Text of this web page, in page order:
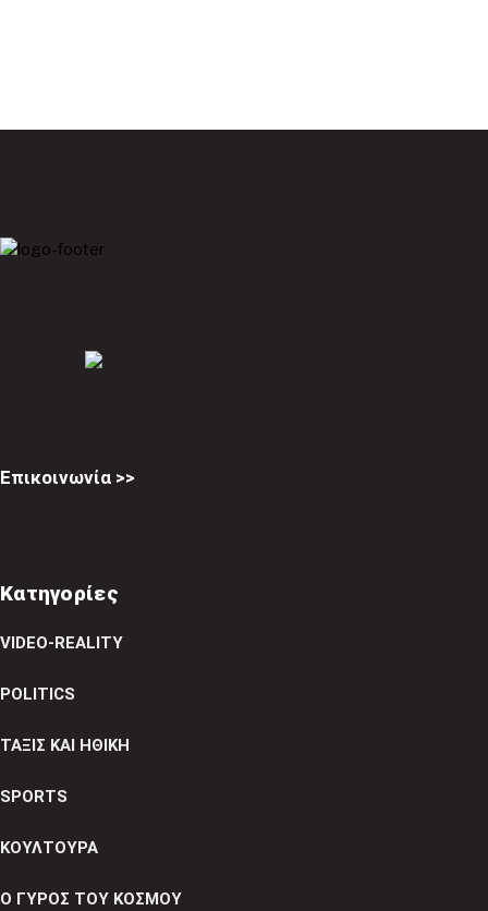
Επικοινωνία >>
Κατηγορίες
VIDEO-REALITY
POLITICS
ΤΑΞΙΣ ΚΑΙ ΗΘΙΚΗ
SPORTS
ΚΟΥΛΤΟΥΡΑ
Ο ΓΥΡΟΣ ΤΟΥ ΚΟΣΜΟΥ